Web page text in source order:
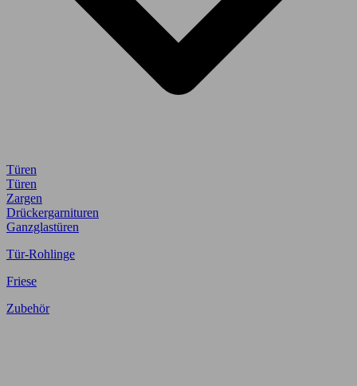
Türen
Türen
Zargen
Drückergarnituren
Ganzglastüren
Tür-Rohlinge
Friese
Zubehör